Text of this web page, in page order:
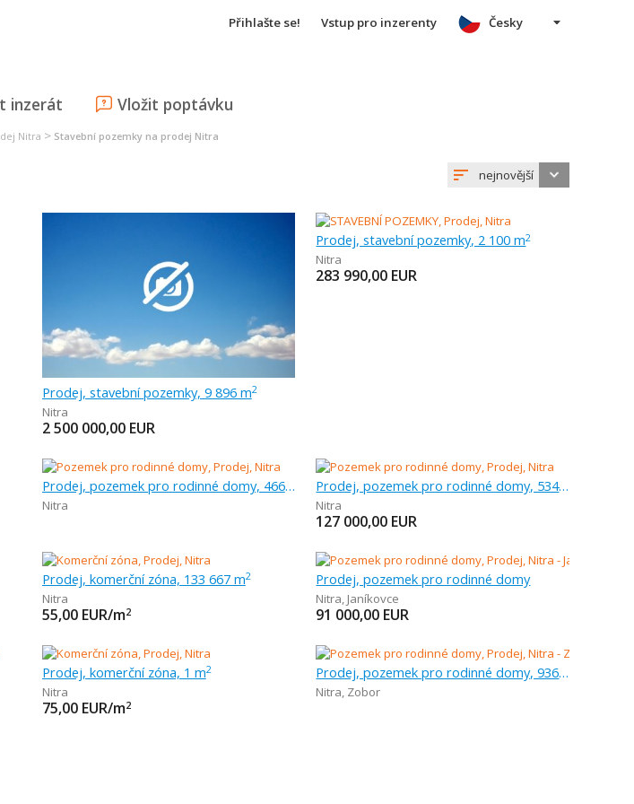
Přihlašte se! Vstup pro inzerenty
inzerát Vložit poptávku
Česky
Nitra > Stavební pozemky na prodej Nitra
nejnovější
Prodej, stavební pozemky, 9 896 m2
Nitra
2 500 000,00 EUR
Prodej, stavební pozemky, 2 100 m2
Nitra
283 990,00 EUR
Prodej, pozemek pro rodinné domy, 466 m
Nitra
Prodej, pozemek pro rodinné domy, 534 m
Nitra
127 000,00 EUR
Prodej, komerční zóna, 133 667 m2
Nitra
55,00 EUR/m2
Prodej, pozemek pro rodinné domy
Nitra, Janíkovce
91 000,00 EUR
Prodej, komerční zóna, 1 m2
Nitra
75,00 EUR/m2
Prodej, pozemek pro rodinné domy, 936 m
Nitra, Zobor